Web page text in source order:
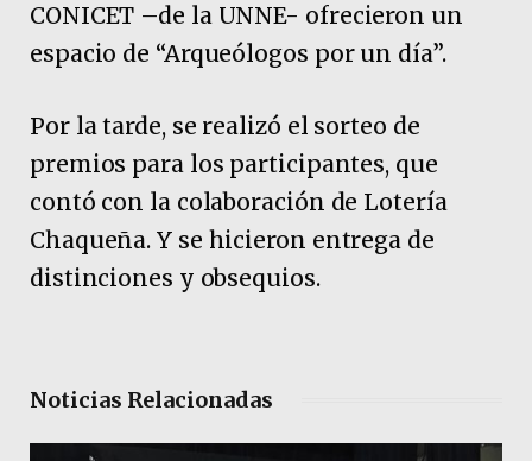
CONICET –de la UNNE- ofrecieron un
espacio de “Arqueólogos por un día”.
Por la tarde, se realizó el sorteo de
premios para los participantes, que
contó con la colaboración de Lotería
Chaqueña. Y se hicieron entrega de
distinciones y obsequios.
Noticias Relacionadas